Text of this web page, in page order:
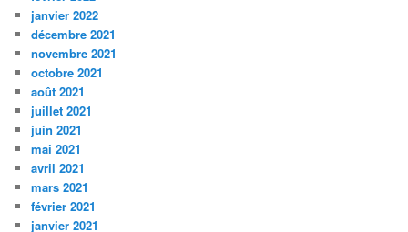
janvier 2022
décembre 2021
novembre 2021
octobre 2021
août 2021
juillet 2021
juin 2021
mai 2021
avril 2021
mars 2021
février 2021
janvier 2021